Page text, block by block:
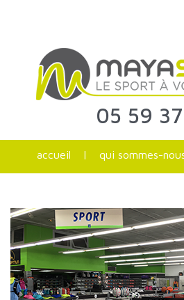
05 59
accueil | qui sommes-